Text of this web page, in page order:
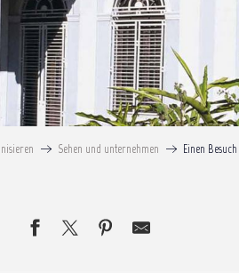
Sehen und unternehmen Einen